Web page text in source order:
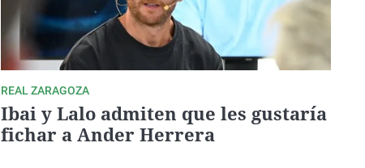
REAL ZARAGOZA
Ibai y Lalo admiten que les gustaría
fichar a Ander Herrera